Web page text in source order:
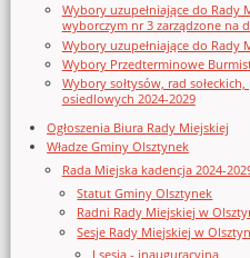
Wybory uzupełniające do Rady
wyborczym nr 3 zarządzone na
Wybory uzupełniające do Rady
Wybory Przedterminowe
Wybory sołtysów, rad
osiedlowych 2024-2029
Ogłoszenia Biura Rady Miejskiej
Władze Gminy Olsztynek
Rada Miejska kadencja 2024-
Statut Gminy Olsztynek
Radni Rady Miejskiej w
Sesje Rady Miejskiej w
I sesja - inauguracyjna